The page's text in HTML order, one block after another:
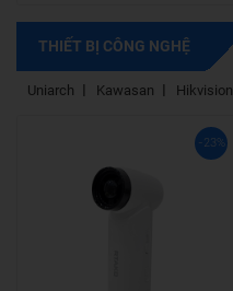
THIẾT BỊ CÔNG NGHỆ
Uniarch Kawasan Hikvision
-23%